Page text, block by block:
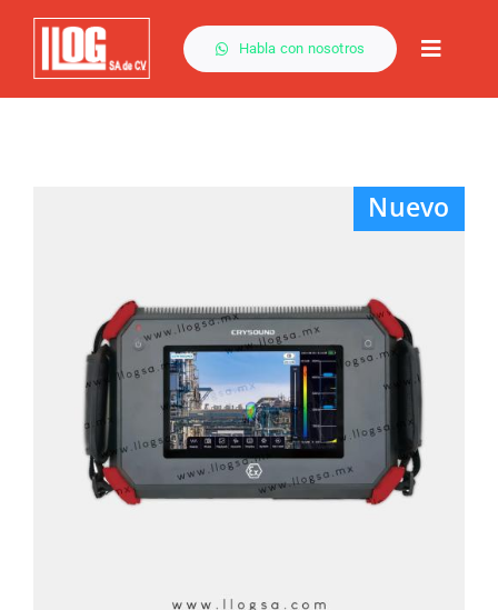
Saltar
contenido
Habla con nosotros
Toggle
Nuevo